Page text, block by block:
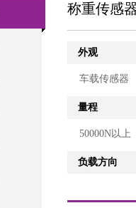
称重传感
外观
车载传感器
量程
50000N以上
负载方向